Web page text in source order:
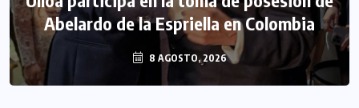
Abelardo de la Espriella en Colombia
8 AGOSTO, 2026